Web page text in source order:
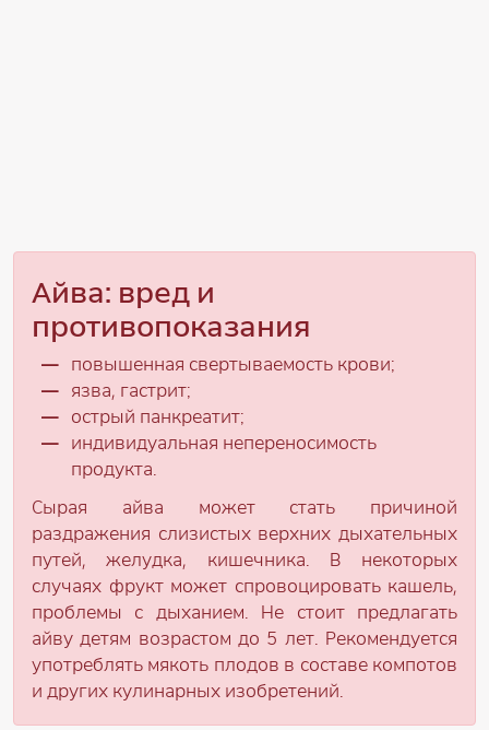
Айва: вред и
противопоказания
повышенная свертываемость крови;
язва, гастрит;
острый панкреатит;
индивидуальная непереносимость
продукта.
Сырая айва может стать причиной
раздражения слизистых верхних дыхательных
путей, желудка, кишечника. В некоторых
случаях фрукт может спровоцировать кашель,
проблемы с дыханием. Не стоит предлагать
айву детям возрастом до 5 лет. Рекомендуется
употреблять мякоть плодов в составе компотов
и других кулинарных изобретений.